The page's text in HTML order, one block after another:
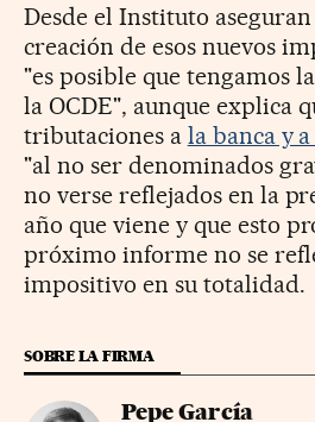
Desde el Instituto
creación de esos nuevos
"es posible que tengamos
la OCDE", aunque explica
tributaciones a la banca y
"al no ser denominados
no verse reflejados en la
año que viene y que esto
próximo informe no se
impositivo en su totalidad.
SOBRE LA FIRMA
Pepe García